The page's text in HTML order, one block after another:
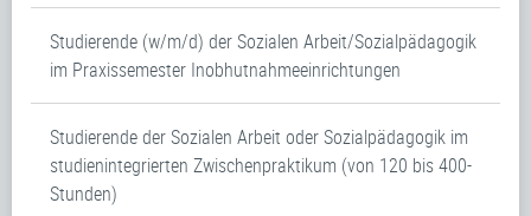
Studierende (w/m/d) der Sozialen Arbeit/Sozialpädagogik
im Praxissemester Inobhutnahmeeinrichtungen
Studierende der Sozialen Arbeit oder Sozialpädagogik im
studienintegrierten Zwischenpraktikum (von 120 bis 400-
Stunden)